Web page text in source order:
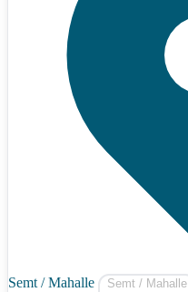
Semt / Mahalle Semt / Mahalle